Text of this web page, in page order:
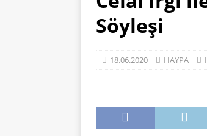
Söyleşi
18.06.2020 HAYPA